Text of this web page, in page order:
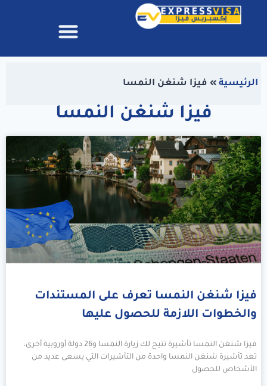
الرئيسية » فيزا شنغن النمسا
فيزا شنغن النمسا
فيزا شنغن النمسا تعرف على المستندات
والخطوات اللازمة للحصول عليها
فيزا شنغن النمسا تأشيرة تتيح لك زيارة النمسا و26 دولة أوروبية أخرى،
تعد تأشيرة شنغن النمسا واحدة من التأشيرات التي يسعى عديد من
الأشخاص للحصول